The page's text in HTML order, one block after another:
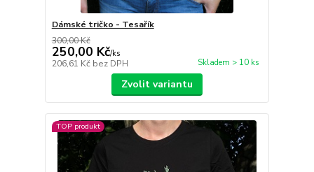
Dámské tričko - Tesařík
300,00 Kč
250,00 Kč/ks
206,61 Kč bez DPH Skladem > 10 ks
Zvolit variantu
TOP produkt